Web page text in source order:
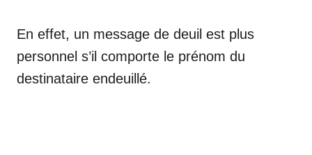
En effet, un message de deuil est plus
personnel s’il comporte le prénom du
destinataire endeuillé.